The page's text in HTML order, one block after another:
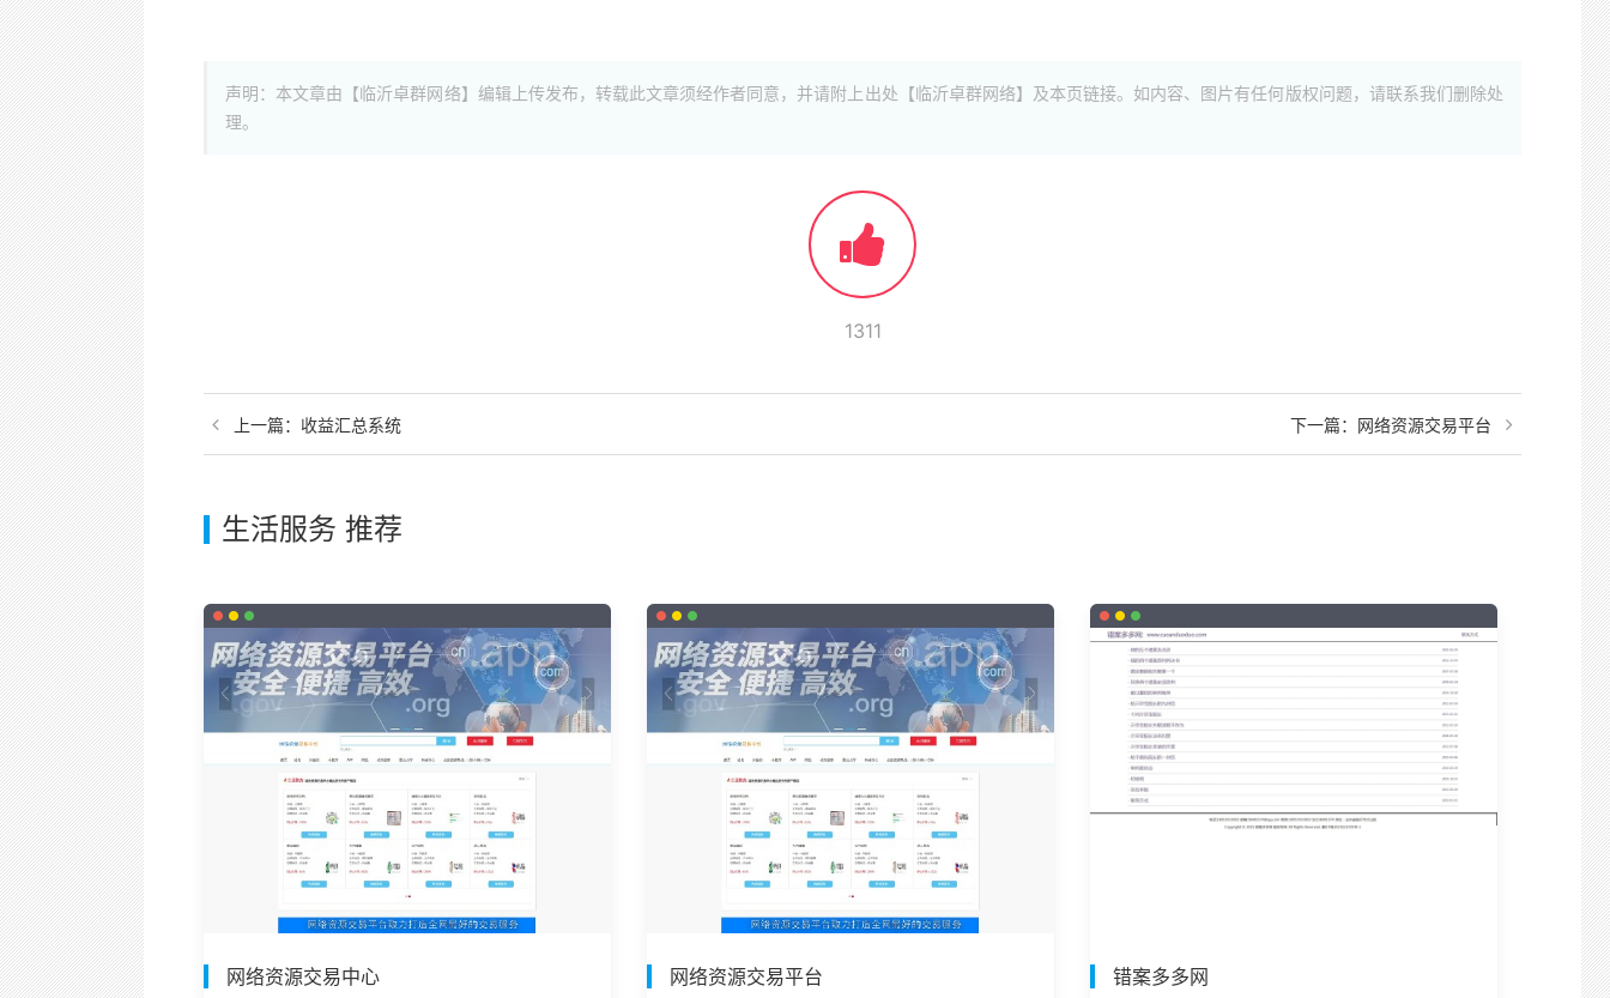
声明：本文章由【临沂卓群网络】编辑上传发布，转载此文章须经作者同意，并请附上出处【临沂卓群网络】及本页链接。如内容、图片有任何版权问题，请联系我们删除处
理。
1311
上一篇： 收益汇总系统 下一篇： 网络资源交易平台
生活服务 推荐
网络资源交易中心 网络资源交易平台 错案多多网